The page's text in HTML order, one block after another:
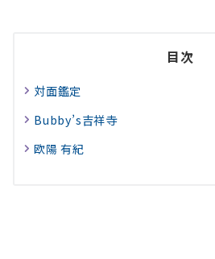
目次
対面鑑定
Bubby’s吉祥寺
欧陽 有紀